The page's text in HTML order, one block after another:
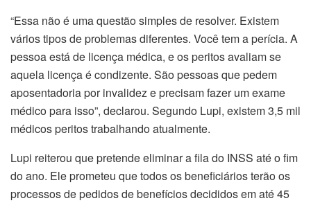
“Essa não é uma questão simples de resolver. Existem
vários tipos de problemas diferentes. Você tem a perícia. A
pessoa está de licença médica, e os peritos avaliam se
aquela licença é condizente. São pessoas que pedem
aposentadoria por invalidez e precisam fazer um exame
médico para isso”, declarou. Segundo Lupi, existem 3,5 mil
médicos peritos trabalhando atualmente.
Lupi reiterou que pretende eliminar a fila do INSS até o fim
do ano. Ele prometeu que todos os beneficiários terão os
processos de pedidos de benefícios decididos em até 45